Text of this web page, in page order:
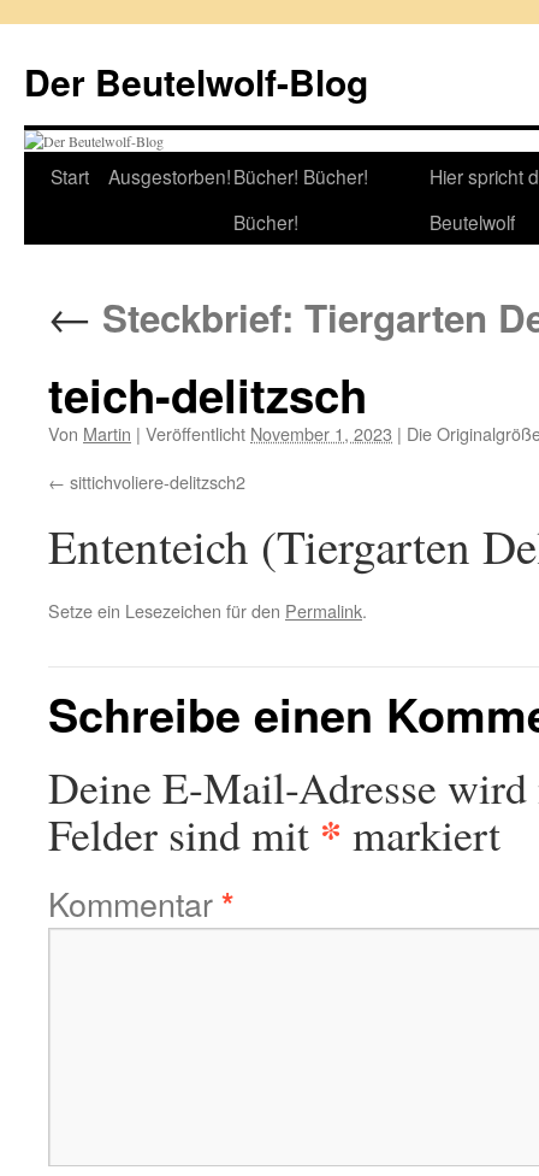
springen
Der Beutelwolf-Blog
Start Ausgestorben!Bücher! Bücher!
Bücher!
Hier spricht
Beutelwolf
← Steckbrief: Tiergarten
teich-delitzsch
Von Martin | Veröffentlicht November 1, 2023 | Die
sittichvoliere-delitzsch2
Ententeich (Tiergarten
Setze ein Lesezeichen für den Permalink.
Schreibe einen
Deine E-Mail-Adresse
Felder sind mit * markiert
Kommentar*